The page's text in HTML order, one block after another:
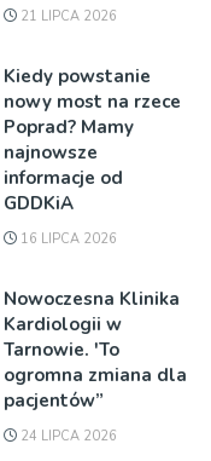
21 LIPCA 2026
Kiedy powstanie
nowy most na rzece
Poprad? Mamy
najnowsze
informacje od
GDDKiA
16 LIPCA 2026
Nowoczesna Klinika
Kardiologii w
Tarnowie. 'To
ogromna zmiana dla
pacjentów”
24 LIPCA 2026